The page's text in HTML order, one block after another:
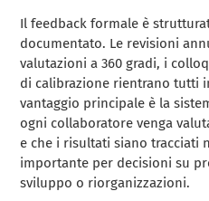
Il feedback formale è
documentato. Le revisioni
valutazioni a 360 gradi, i
di calibrazione rientrano tutti
vantaggio principale è la
ogni collaboratore venga
e che i risultati siano tracciati
importante per decisioni su
sviluppo o riorganizzazioni.